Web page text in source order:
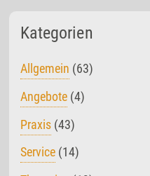
Kategorien
Allgemein (63)
Angebote(4)
Praxis(43)
Service(14)